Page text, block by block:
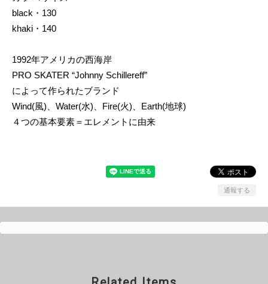
black・130
khaki・140
1992年アメリカの西海岸
PRO SKATER “Johnny Schillereff”
によって作られたブランド
Wind(風)、Water(水)、Fire(火)、Earth(地球)
４つの基本要素＝エレメントに由来
通報する